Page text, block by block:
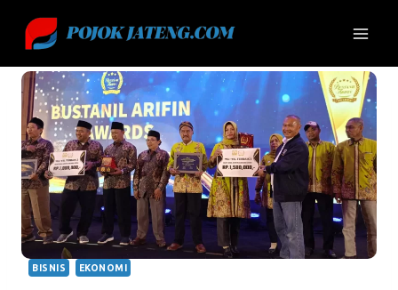
content
BISNIS EKONOMI